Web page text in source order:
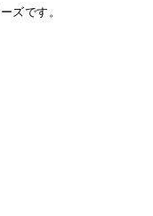
ズです。